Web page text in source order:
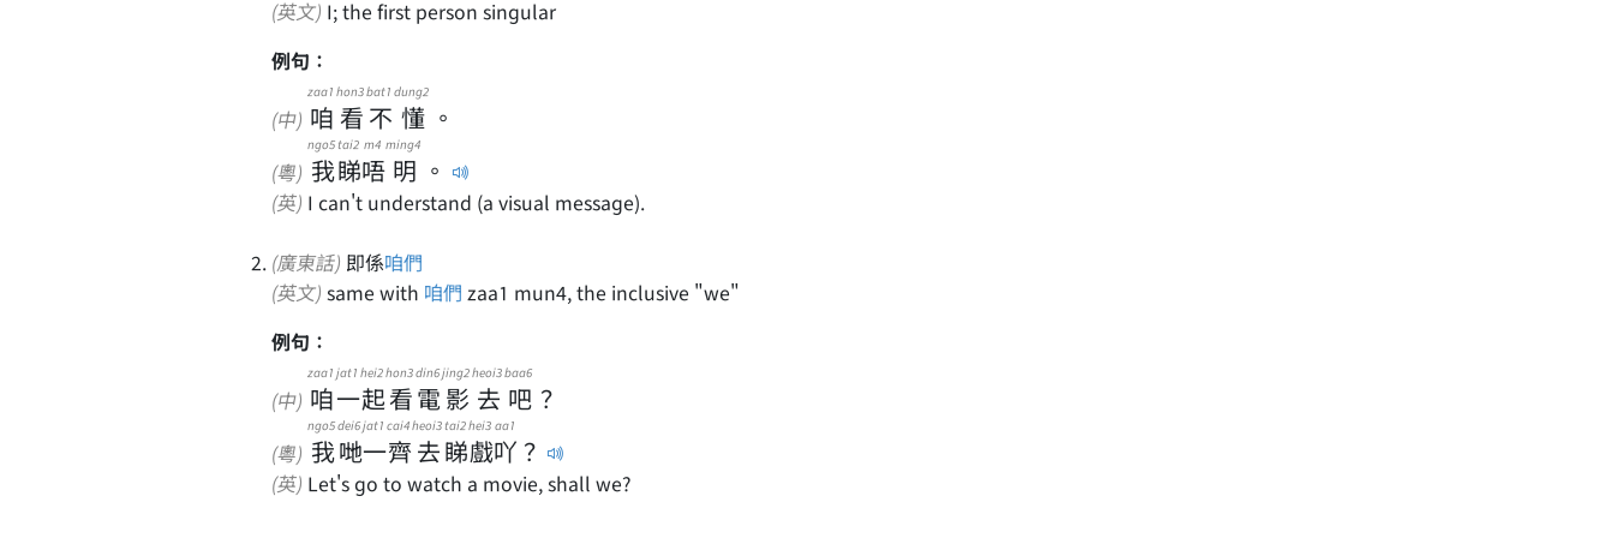
(英文) I; the first person singular
例句：
(中) 咱
zaa1
看
hon3
不
bat1
懂
dung2
。
(粵) 我
ngo5
睇
tai2
唔
m4
明
ming4
。
(英) I can't understand (a visual message).
(廣東話) 即係咱們
(英文) same with 咱們 zaa1 mun4, the inclusive "we"
例句：
(中) 咱
zaa1
一
jat1
起
hei2
看
hon3
電
din6
影
jing2
去
heoi3
吧
baa6
？
(粵) 我
ngo5
哋
dei6
一
jat1
齊
cai4
去
heoi3
睇
tai2
戲
hei3
吖
aa1
？
(英) Let's go to watch a movie, shall we?